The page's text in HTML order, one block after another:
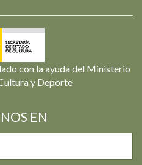
con la ayuda del Ministerio
y Deporte
EN